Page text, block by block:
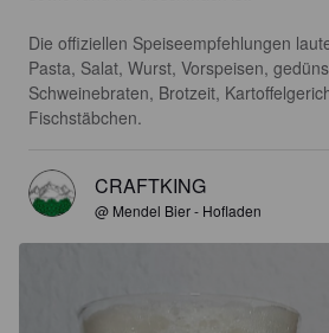
Die offiziellen Speiseempfehlungen
Pasta, Salat, Wurst, Vorspeisen,
Schweinebraten, Brotzeit,
Fischstäbchen.
CRAFTKING
@ Mendel Bier - Hofladen